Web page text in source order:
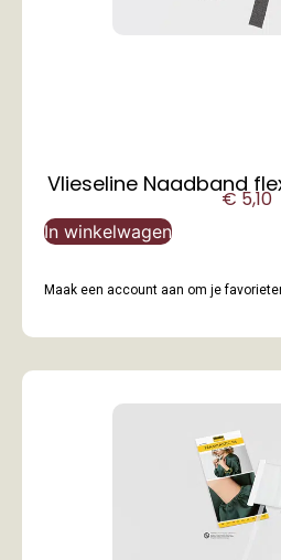
Vlieseline Naadband
€5,10
In winkelwagen
Maak een account aan om je